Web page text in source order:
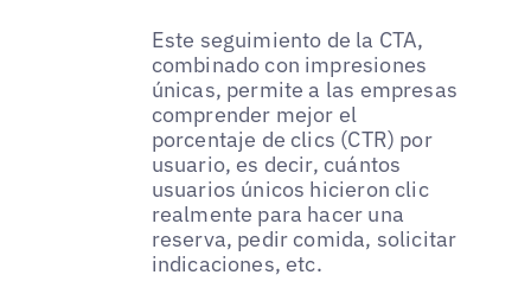
Este seguimiento de la CTA,
combinado con impresiones
únicas, permite a las empresas
comprender mejor el
porcentaje de clics (CTR) por
usuario, es decir, cuántos
usuarios únicos hicieron clic
realmente para hacer una
reserva, pedir comida, solicitar
indicaciones, etc.